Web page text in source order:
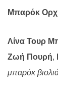
Μπαρόκ
Λίνα Τουρ
Ζωή Πουρή,
μπαρόκ